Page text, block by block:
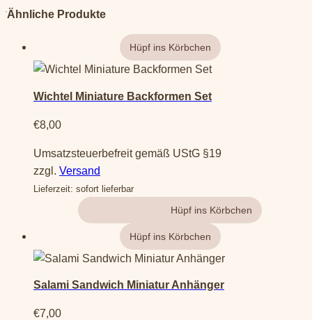
Ähnliche Produkte
Wichtel Miniature Backformen Set
€8,00
Umsatzsteuerbefreit gemäß UStG §19
zzgl. Versand
Lieferzeit: sofort lieferbar
Salami Sandwich Miniatur Anhänger
€7,00